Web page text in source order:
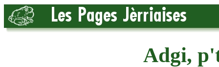
Adgi,